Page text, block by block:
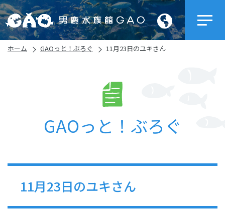
ホーム GAOっと！ぶろぐ 11月23日のユキさん
GAOっと！ぶろぐ
11月23日のユキさん